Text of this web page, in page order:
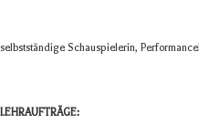
selbst­stän­dige Schau­spie­le­rin,
LEHRAUFTRÄGE: